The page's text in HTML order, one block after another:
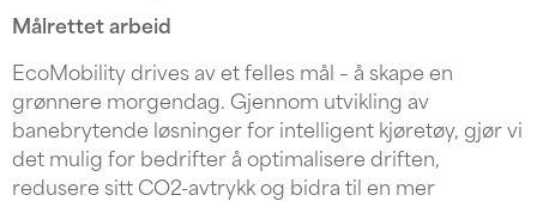
Målrettet arbeid
EcoMobility drives av et felles mål – å skape en
grønnere morgendag. Gjennom utvikling av
banebrytende løsninger for intelligent kjøretøy, gjør vi
det mulig for bedrifter å optimalisere driften,
redusere sitt CO2-avtrykk og bidra til en mer